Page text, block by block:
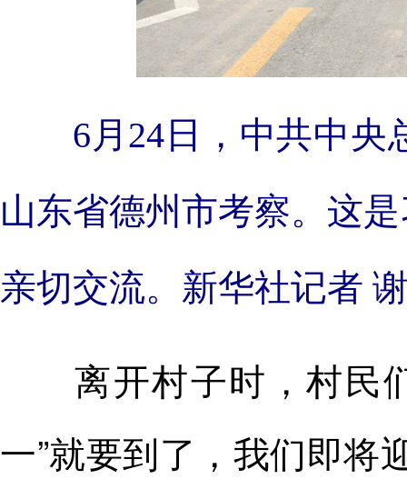
6月24日，中共中
山东省德州市考察。这
亲切交流。新华社记者
离开村子时，村民们
一”就要到了，我们即将